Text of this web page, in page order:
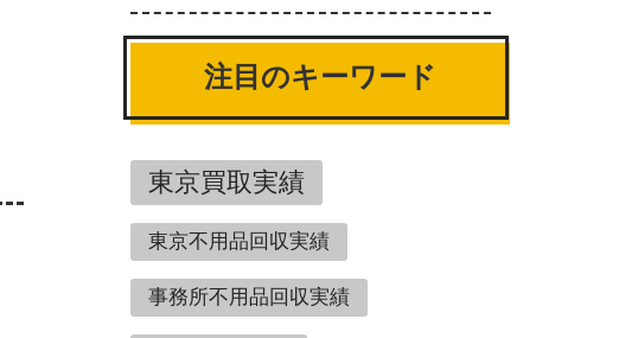
注目のキーワード
東京買取実績
東京不用品回収実績
事務所不用品回収実績